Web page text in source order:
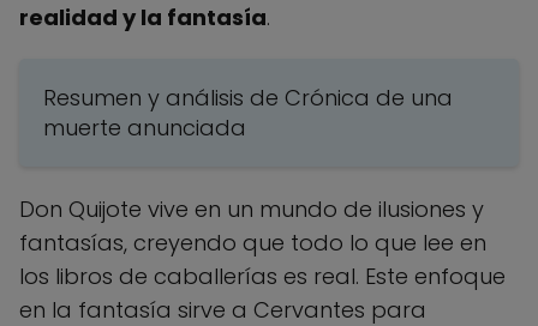
realidad y la fantasía.
Resumen y análisis de Crónica de una
muerte anunciada
Don Quijote vive en un mundo de ilusiones y
fantasías, creyendo que todo lo que lee en
los libros de caballerías es real. Este enfoque
en la fantasía sirve a Cervantes para